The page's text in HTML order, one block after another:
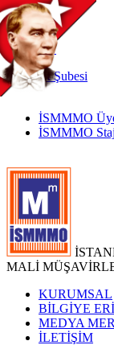
TR
|
EN
İnternetŞubesi
İSMMMO
İSMMMO
MALİ
KURUMSAL
BİLGİYE
MEDYA
İLETİŞİM